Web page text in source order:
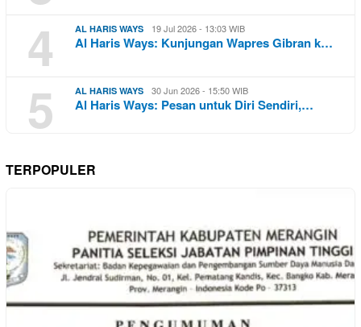
4 AL HARIS WAYS 19 Jul 2026 - 13:03 WIB
Al Haris Ways: Kunjungan Wapres Gibran k…
5 AL HARIS WAYS 30 Jun 2026 - 15:50 WIB
Al Haris Ways: Pesan untuk Diri Sendiri,…
TERPOPULER